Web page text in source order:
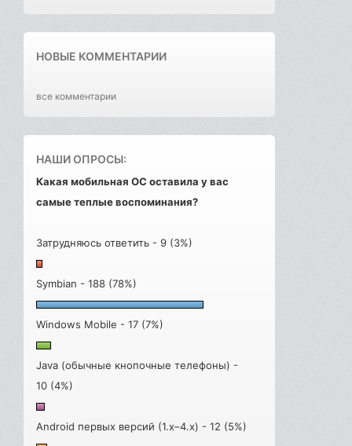
НОВЫЕ КОММЕНТАРИИ
все комментарии
НАШИ ОПРОСЫ:
Какая мобильная ОС оставила у вас
самые теплые воспоминания?
Затрудняюсь ответить - 9 (3%)
Symbian - 188 (78%)
Windows Mobile - 17 (7%)
Java (обычные кнопочные телефоны) -
10 (4%)
Android первых версий (1.x–4.x) - 12 (5%)